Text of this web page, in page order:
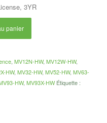
3YR
panier
, MV12N-HW, MV12W-HW,
HW, MV32-HW, MV52-HW, MV63-
HW, MV93X-HW Étiquette :